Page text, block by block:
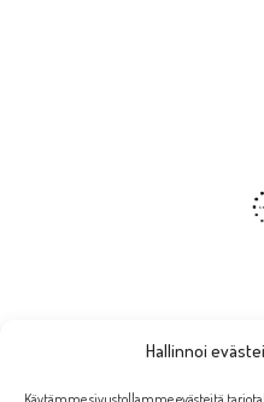
Hallinnoi